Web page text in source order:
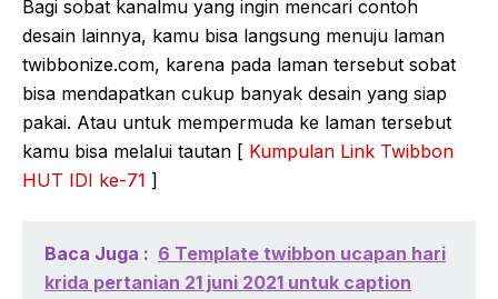
Bagi sobat kanalmu yang ingin mencari contoh
desain lainnya, kamu bisa langsung menuju laman
twibbonize.com, karena pada laman tersebut sobat
bisa mendapatkan cukup banyak desain yang siap
pakai. Atau untuk mempermuda ke laman tersebut
kamu bisa melalui tautan [ Kumpulan Link Twibbon
HUT IDI ke-71 ]
Baca Juga : 6 Template twibbon ucapan hari
krida pertanian 21 juni 2021 untuk caption